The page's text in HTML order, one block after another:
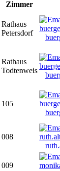
Zimmer
Rathaus
Petersdorf
Rathaus
Todtenweis
105
008
009